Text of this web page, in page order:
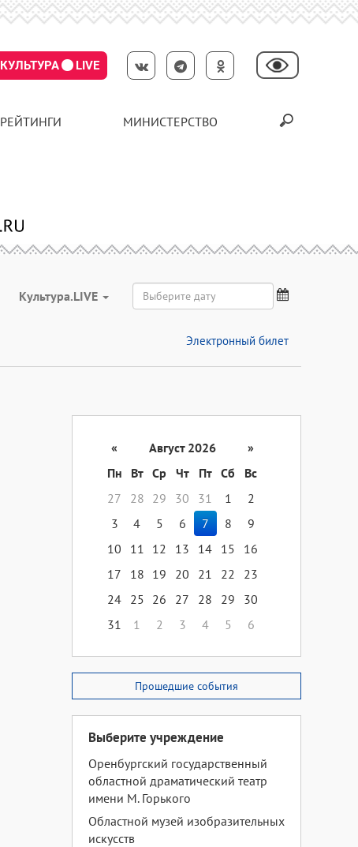
КУЛЬТУРА LIVE
РЕЙТИНГИ МИНИСТЕРСТВО
Культура.LIVE
Электронный билет
« Август 2026
»
Пн
Вт Ср Чт Пт Сб
Вс
27
28 29 30 31 1
2
3
4 5 6 7 8
9
10
11 12 13 14 15
16
17
18 19 20 21 22
23
24 25 26 27 28 29
30
31
1 2 3 4 5 6
Прошедшие события
Выберите учреждение
Оренбургский государственный
областной драматический театр
имени М. Горького
Областной музей изобразительных
искусств